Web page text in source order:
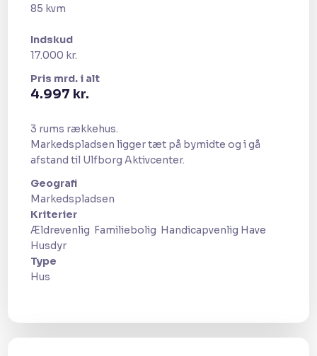
85 kvm​
Indskud
17.000 kr.
Pris​ mrd. i alt
​4.997 kr.
3 rums rækkehus.
Markedspladsen ligger tæt på bymidte og i gå
afstand til Ulfborg Aktivcenter.
Geografi​
​Markedspladsen
Kriterier
Ældrevenlig ​ Familiebolig ​ Handicapvenlig Have ​
Husdyr​
Type
​Hus